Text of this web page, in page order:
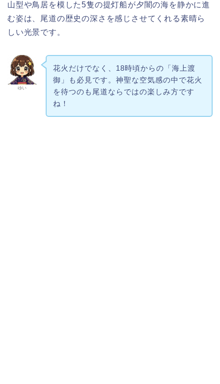
山型や鳥居を模した5隻の提灯船が夕闇の海を静かに進
む姿は、尾道の歴史の深さを感じさせてくれる素晴ら
しい光景です。
ゆい
花火だけでなく、18時頃からの「海上渡
御」も必見です。神聖な空気感の中で花火
を待つのも尾道ならではの楽しみ方です
ね！